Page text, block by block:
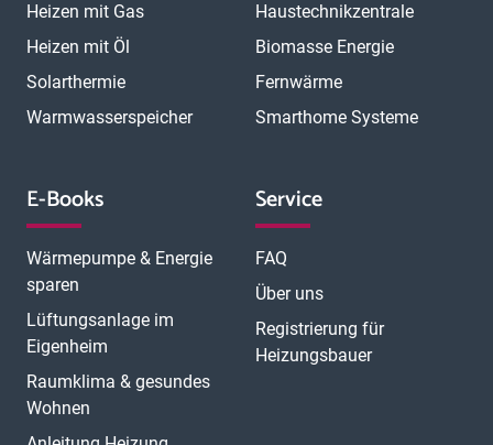
Heizen mit Gas
Heizen mit Öl
Solarthermie
Warmwasserspeicher
Haustechnikzentrale
Biomasse Energie
Fernwärme
Smarthome Systeme
E-Books
Wärmepumpe & Energie
sparen
Lüftungsanlage im
Eigenheim
Raumklima & gesundes
Wohnen
Service
FAQ
Über uns
Registrierung für
Heizungsbauer